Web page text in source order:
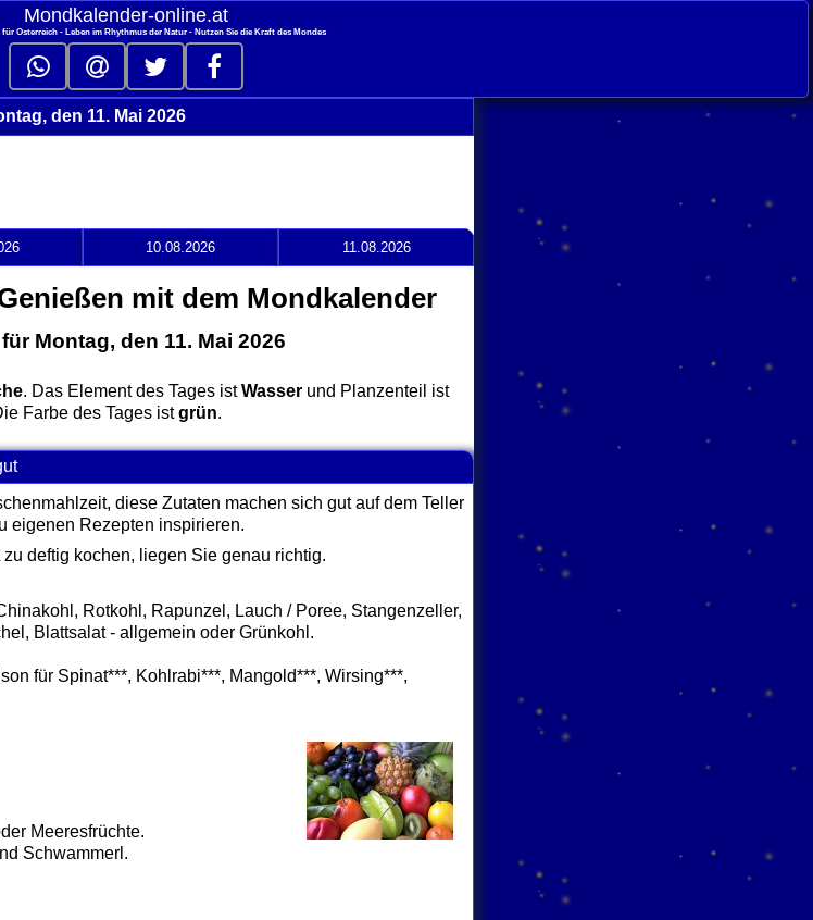
Mondkalender‑online.at
für Österreich - Leben im Rhythmus der Natur - Nutzen Sie die Kraft des Mondes
den 11. Mai 2026
10.08.2026 11.08.2026
mit dem Mondkalender
Montag, den 11. Mai 2026
. Das Element des Tages istWasser und Planzenteil ist
Farbe des Tages istgrün.
click to collapse contents
diese Zutaten machen sich gut auf dem Teller
eigenen Rezepten inspirieren.
deftig kochen, liegen Sie genau richtig.
Rotkohl, Rapunzel, Lauch / Poree, Stangenzeller,
Blattsalat - allgemein oder Grünkohl.
für Spinat***, Kohlrabi***, Mangold***, Wirsing***,
Meeresfrüchte.
Schwammerl.